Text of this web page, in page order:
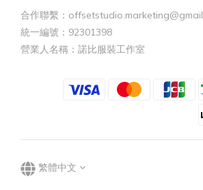
合作聯繫：
統一編號：92301398
營業人名稱：諾比服裝工作室
繁體中文